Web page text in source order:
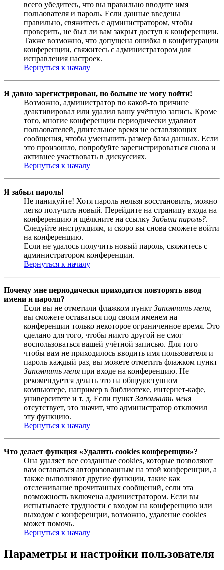
всего убедитесь, что вы правильно вводите имя
пользователя и пароль. Если данные введены
правильно, свяжитесь с администратором, чтобы
проверить, не был ли вам закрыт доступ к конференции.
Также возможно, что допущена ошибка в конфигурации
конференции, свяжитесь с администратором для
исправления настроек.
Вернуться к началу
Я давно зарегистрирован, но больше не могу войти!
Возможно, администратор по какой-то причине
деактивировал или удалил вашу учётную запись. Кроме
того, многие конференции периодически удаляют
пользователей, длительное время не оставляющих
сообщения, чтобы уменьшить размер базы данных. Если
это произошло, попробуйте зарегистрироваться снова и
активнее участвовать в дискуссиях.
Вернуться к началу
Я забыл пароль!
Не паникуйте! Хотя пароль нельзя восстановить, можно
легко получить новый. Перейдите на страницу входа на
конференцию и щёлкните на ссылку Забыли пароль?.
Следуйте инструкциям, и скоро вы снова сможете войти
на конференцию.
Если не удалось получить новый пароль, свяжитесь с
администратором конференции.
Вернуться к началу
Почему мне периодически приходится повторять ввод
имени и пароля?
Если вы не отметили флажком пункт Запомнить меня,
вы сможете оставаться под своим именем на
конференции только некоторое ограниченное время. Это
сделано для того, чтобы никто другой не смог
воспользоваться вашей учётной записью. Для того
чтобы вам не приходилось вводить имя пользователя и
пароль каждый раз, вы можете отметить флажком пункт
Запомнить меня при входе на конференцию. Не
рекомендуется делать это на общедоступном
компьютере, например в библиотеке, интернет-кафе,
университете и т. д. Если пункт Запомнить меня
отсутствует, это значит, что администратор отключил
эту функцию.
Вернуться к началу
Что делает функция «Удалить cookies конференции»?
Она удаляет все созданные cookies, которые позволяют
вам оставаться авторизованным на этой конференции, а
также выполняют другие функции, такие как
отслеживание прочитанных сообщений, если эта
возможность включена администратором. Если вы
испытываете трудности с входом на конференцию или
выходом с конференции, возможно, удаление cookies
может помочь.
Вернуться к началу
Параметры и настройки пользователя